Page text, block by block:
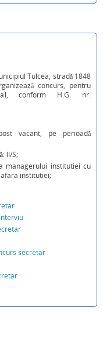
Tulcea, stradă 1848
concurs, pentru
conform H.G. nr.
vacant, pe perioadă
: II/S;
managerului institutiei cu
institutiei;
secretar